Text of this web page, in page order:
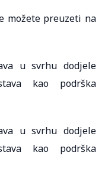
možete preuzeti na
u svrhu dodjele
kao podrška
u svrhu dodjele
kao podrška